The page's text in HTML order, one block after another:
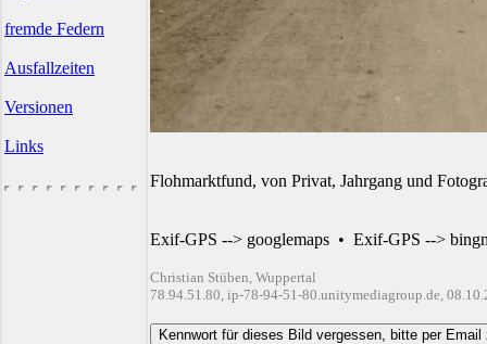
fremde Federn
Ausfallzeiten
Versionen
Links
Flohmarktfund, von Privat, Jahrgang und
Exif-GPS --> googlemaps • Exif-GPS -->
Christian Stüben, Wuppertal
78.94.51.80, ip-78-94-51-80.unitymediagroup.de,